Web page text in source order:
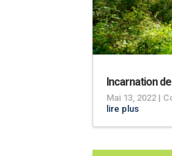
Incarnation
Mai 13, 2022 |
lire plus